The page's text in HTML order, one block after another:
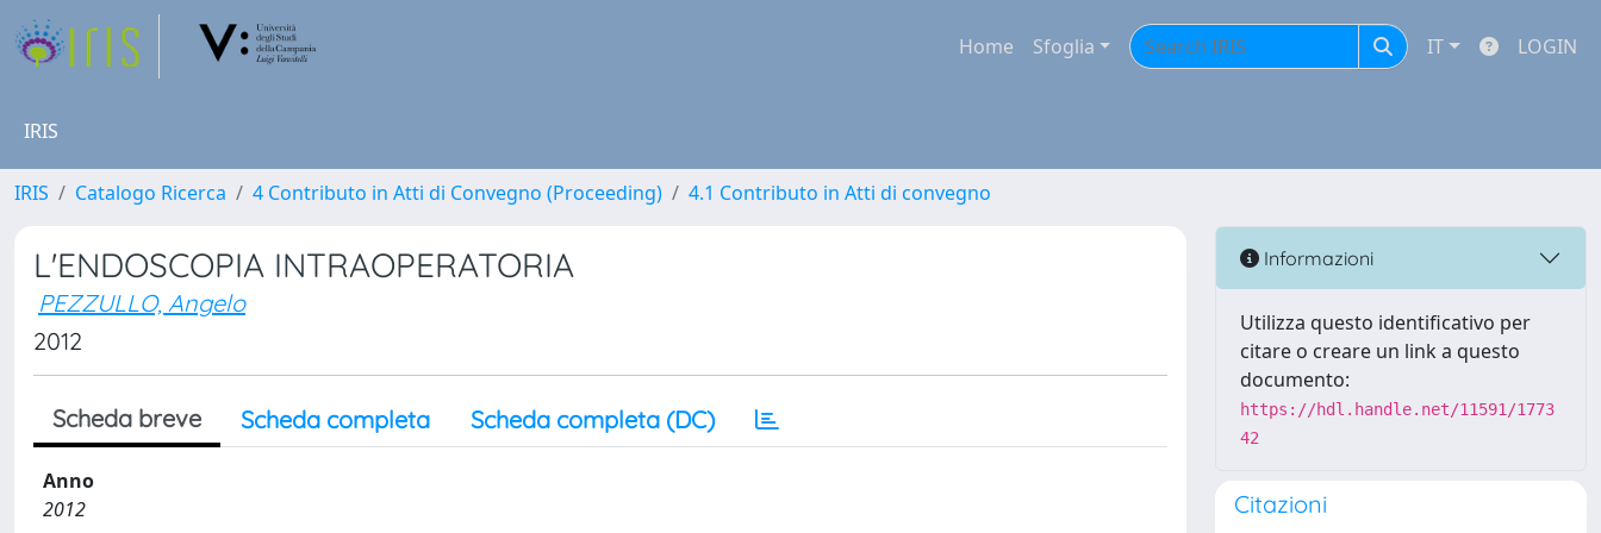
Home Sfoglia IT LOGIN
IRIS
IRIS Catalogo Ricerca 4 Contributo in Atti di Convegno (Proceeding) 4.1 Contributo in Atti di convegno
L'ENDOSCOPIA INTRAOPERATORIA
PEZZULLO, Angelo
2012
Scheda breve Scheda completa Scheda completa (DC)
Anno
2012
Informazioni
Utilizza questo identificativo per
citare o creare un link a questo
documento:
https://hdl.handle.net/11591/1773
42
Citazioni